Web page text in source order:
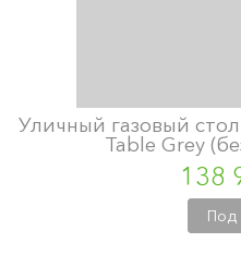
Уличный газовый
Table Grey
138
Под